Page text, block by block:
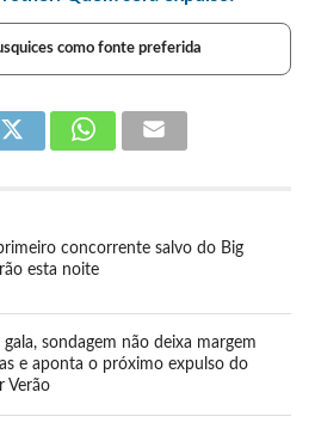
como fonte preferida
concorrente salvo do Big
esta noite
sondagem não deixa margem
e aponta o próximo expulso do
Verão